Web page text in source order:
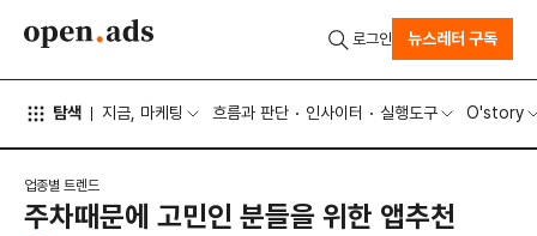
탐색 지금, 마케팅 흐름과 판단 인사이터 실행도구 O'story
로그인 뉴스레터 구독
업종별 트렌드
주차때문에 고민인 분들을 위한 앱추천